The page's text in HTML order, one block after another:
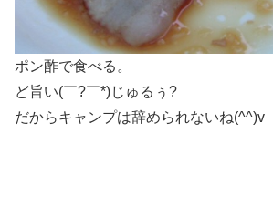
ポン酢で食べる。
ど旨い(￣?￣*)じゅるぅ?
だからキャンプは辞められないね(^^)v